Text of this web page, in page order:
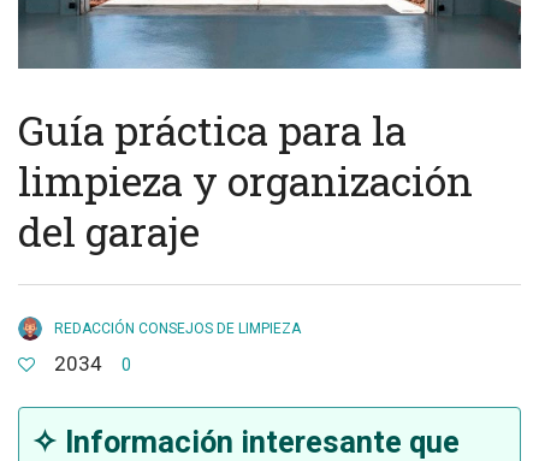
Guía práctica para la
limpieza y organización
del garaje
REDACCIÓN CONSEJOS DE LIMPIEZA
2034 0
✧ Información interesante que